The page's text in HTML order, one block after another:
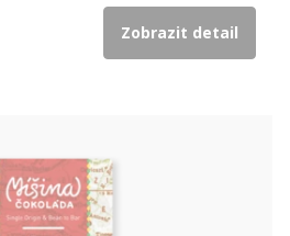
Zobrazit detail